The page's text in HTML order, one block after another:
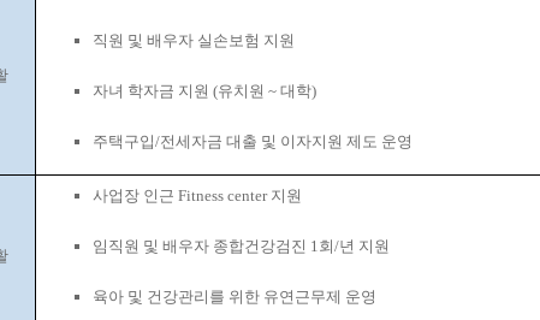
직원 및 배우자 실손보험 지원
자녀 학자금 지원 (유치원 ~ 대학)
주택구입/전세자금 대출 및 이자지원 제도 운영
사업장 인근 Fitness center 지원
임직원 및 배우자 종합건강검진 1 회/년 지원
육아 및 건강관리를 위한 유연근무제 운영